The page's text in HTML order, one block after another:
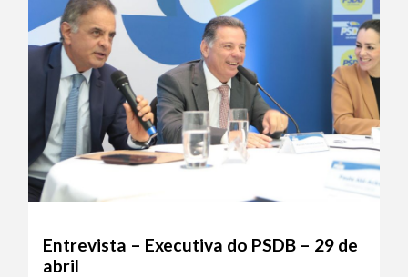
Entrevista – Executiva do PSDB – 29 de
abril